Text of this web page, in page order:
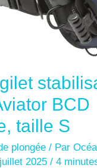
BCD
taille S
plongée / Par
2025/4